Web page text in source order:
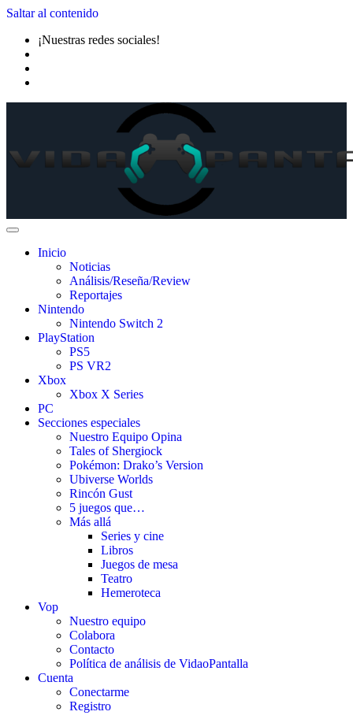
Saltar al contenido
¡Nuestras redes sociales!
Inicio
Noticias
Análisis/Reseña/Review
Reportajes
Nintendo
Nintendo Switch 2
PlayStation
PS5
PS VR2
Xbox
Xbox X Series
PC
Secciones especiales
Nuestro Equipo Opina
Tales of Shergiock
Pokémon: Drako’s Version
Ubiverse Worlds
Rincón Gust
5 juegos que…
Más allá
Series y cine
Libros
Juegos de mesa
Teatro
Hemeroteca
Vop
Nuestro equipo
Colabora
Contacto
Política de análisis de VidaoPantalla
Cuenta
Conectarme
Registro